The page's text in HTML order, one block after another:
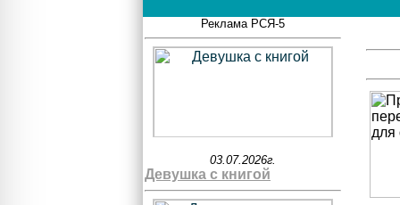
Реклама РСЯ-5
03.07.2026г.
Девушка с книгой